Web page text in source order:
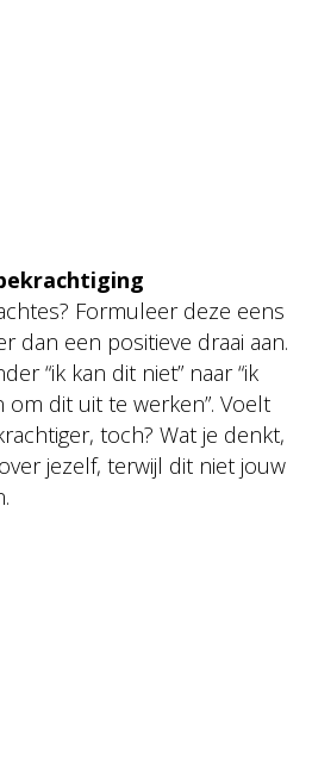
Formuleer deze eens
dan een positieve draai aan.
“ik kan dit niet” naar “ik
om dit uit te werken”. Voelt
toch? Wat je denkt,
jezelf, terwijl dit niet jouw